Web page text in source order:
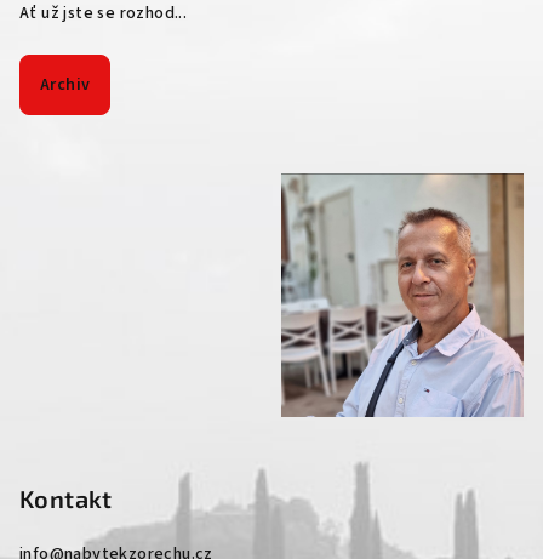
Ať už jste se rozhod...
Archiv
Kontakt
info@nabytekzorechu.cz